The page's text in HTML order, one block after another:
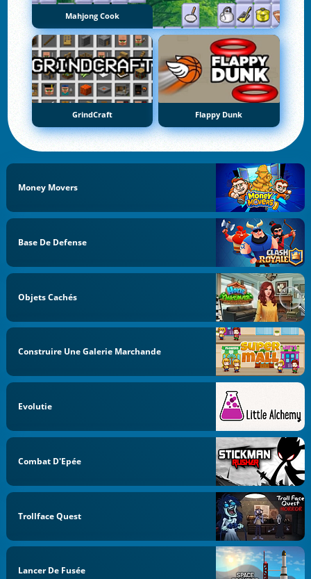
Mahjong Cook
GrindCraft Flappy Dunk
Money Movers
Base De Defense
Objets Cachés
Construire Une Galerie Marchande
Evolutie
Combat D'Epée
Trollface Quest
Lancer De Fusée